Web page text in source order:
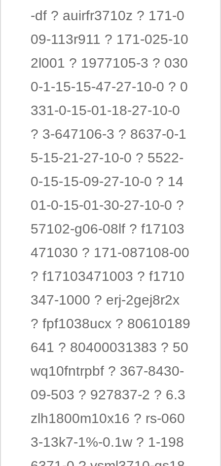
-df ? auirfr3710z ? 171-0
09-113r911 ? 171-025-10
2l001 ? 1977105-3 ? 030
0-1-15-15-47-27-10-0 ? 0
331-0-15-01-18-27-10-0
? 3-647106-3 ? 8637-0-1
5-15-21-27-10-0 ? 5522-
0-15-15-09-27-10-0 ? 14
01-0-15-01-30-27-10-0 ?
57102-g06-08lf ? f17103
471030 ? 171-087108-00
? f17103471003 ? f1710
347-1000 ? erj-2gej8r2x
? fpf1038ucx ? 80610189
641 ? 80400031383 ? 50
wq10fntrpbf ? 367-8430-
09-503 ? 927837-2 ? 6.3
zlh1800m10x16 ? rs-060
3-13k7-1%-0.1w ? 1-198